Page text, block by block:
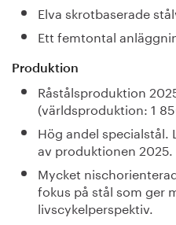
Bildbank
Om oss
Elva skrotbaserade
Ett femtontal
Produktion
Råstålsproduktion
(världsproduktion: 1
Hög andel specialstål.
av produktionen 2025.
Mycket
fokus på stål som ger
livscykelperspektiv.